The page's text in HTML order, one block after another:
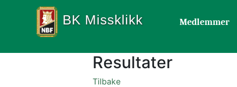
BK Missklikk Medlemmer
Resultater
Tilbake